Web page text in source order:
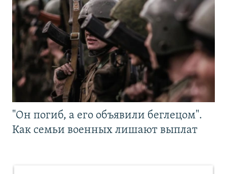
"Он погиб, а его объявили беглецом".
Как семьи военных лишают выплат